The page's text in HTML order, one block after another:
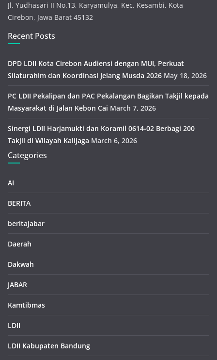
Jl. Yudhasari II No.13, Karyamulya, Kec. Kesambi, Kota
Cirebon, Jawa Barat 45132
Recent Posts
DPD LDII Kota Cirebon Audiensi dengan MUI, Perkuat
Silaturahim dan Koordinasi Jelang Musda 2026 May 18, 2026
PC LDII Pekalipan dan PAC Pekalangan Bagikan Takjil kepada
Masyarakat di Jalan Kebon Cai March 7, 2026
Sinergi LDII Harjamukti dan Koramil 0614-02 Berbagi 200
Takjil di Wilayah Kalijaga March 6, 2026
Categories
AI
BERITA
beritajabar
Daerah
Dakwah
JABAR
Kamtibmas
LDII
LDII Kabupaten Bandung